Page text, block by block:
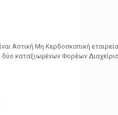
Αστική Μη Κερδοσκοπική
δύο καταξιωμένων Φορέων